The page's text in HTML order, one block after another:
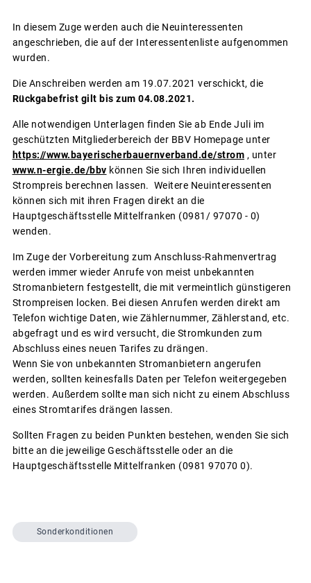
In diesem Zuge werden auch die Neuinteressenten
angeschrieben, die auf der Interessentenliste aufgenommen
wurden.
Die Anschreiben werden am 19.07.2021 verschickt, die
Rückgabefrist gilt bis zum 04.08.2021.
Alle notwendigen Unterlagen finden Sie ab Ende Juli im
geschützten Mitgliederbereich der BBV Homepage unter
https://www.bayerischerbauernverband.de/strom , unter
www.n-ergie.de/bbv können Sie sich Ihren individuellen
Strompreis berechnen lassen. Weitere Neuinteressenten
können sich mit ihren Fragen direkt an die
Hauptgeschäftsstelle Mittelfranken (0981/ 97070 - 0)
wenden.
Im Zuge der Vorbereitung zum Anschluss-Rahmenvertrag
werden immer wieder Anrufe von meist unbekannten
Stromanbietern festgestellt, die mit vermeintlich günstigeren
Strompreisen locken. Bei diesen Anrufen werden direkt am
Telefon wichtige Daten, wie Zählernummer, Zählerstand, etc.
abgefragt und es wird versucht, die Stromkunden zum
Abschluss eines neuen Tarifes zu drängen.
Wenn Sie von unbekannten Stromanbietern angerufen
werden, sollten keinesfalls Daten per Telefon weitergegeben
werden. Außerdem sollte man sich nicht zu einem Abschluss
eines Stromtarifes drängen lassen.
Sollten Fragen zu beiden Punkten bestehen, wenden Sie sich
bitte an die jeweilige Geschäftsstelle oder an die
Hauptgeschäftsstelle Mittelfranken (0981 97070 0).
Sonderkonditionen